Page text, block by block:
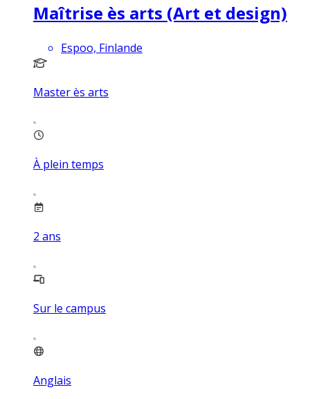
Maîtrise ès arts (Art et design)
Espoo, Finlande
Master ès arts
À plein temps
2 ans
Sur le campus
Anglais